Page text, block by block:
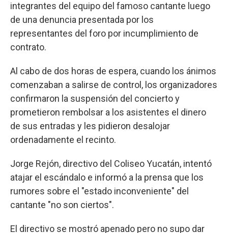
integrantes del equipo del famoso cantante luego
de una denuncia presentada por los
representantes del foro por incumplimiento de
contrato.
Al cabo de dos horas de espera, cuando los ánimos
comenzaban a salirse de control, los organizadores
confirmaron la suspensión del concierto y
prometieron rembolsar a los asistentes el dinero
de sus entradas y les pidieron desalojar
ordenadamente el recinto.
Jorge Rejón, directivo del Coliseo Yucatán, intentó
atajar el escándalo e informó a la prensa que los
rumores sobre el "estado inconveniente" del
cantante "no son ciertos".
El directivo se mostró apenado pero no supo dar